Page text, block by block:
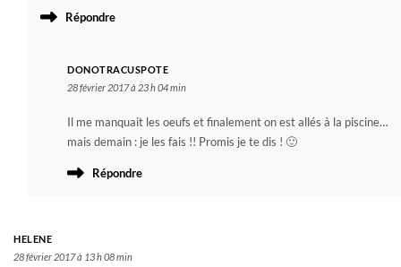
Répondre
DONOTRACUSPOTE
28 février 2017 à 23 h 04 min
Il me manquait les oeufs et finalement on est allés à la piscine…
mais demain : je les fais !! Promis je te dis ! 🙂
Répondre
HELENE
28 février 2017 à 13 h 08 min